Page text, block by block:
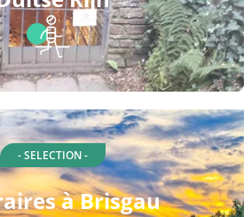
- SELECTION -
à Brisgau